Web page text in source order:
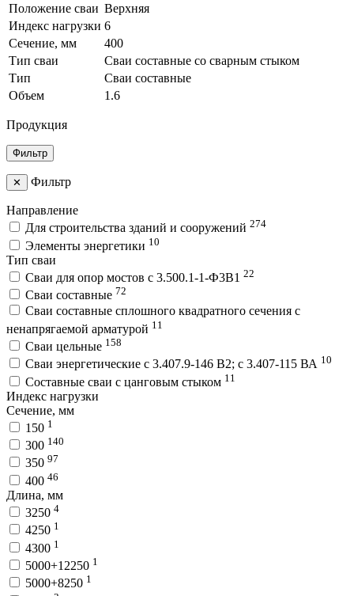
Положение сваи Верхняя
Индекс нагрузки 6
Сечение, мм
400
Тип сваи
Сваи составные со сварным стыком
Тип
Сваи составные
Объем
1.6
Продукция
Фильтр
✕ Фильтр
Направление
Для строительства зданий и сооружений 274
Элементы энергетики 10
Тип сваи
Сваи для опор мостов с 3.500.1-1-Ф3В1 22
Сваи составные 72
Сваи составные сплошного квадратного сечения с
ненапрягаемой арматурой 11
Сваи цельные 158
Сваи энергетические с 3.407.9-146 В2; с 3.407-115 ВА 10
Составные сваи с цанговым стыком 11
Индекс нагрузки
Сечение, мм
150 1
300 140
350 97
400 46
Длина, мм
3250 4
4250 1
4300 1
5000+12250 1
5000+8250 1